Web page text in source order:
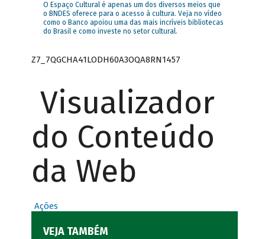
O Espaço Cultural é apenas um dos diversos meios que
o BNDES oferece para o acesso à cultura. Veja no vídeo
como o Banco apoiou uma das mais incríveis bibliotecas
do Brasil e como investe no setor cultural.
Z7_7QGCHA41LODH60A3OQA8RN1457
Visualizador
do Conteúdo
da Web
Ações
VEJA TAMBÉM